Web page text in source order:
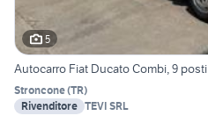
5
Autocarro Fiat Ducato Combi, 9 posti
Stroncone(TR)
Rivenditore TEVI SRL